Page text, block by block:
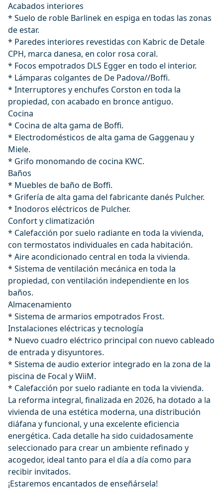
Acabados interiores
* Suelo de roble Barlinek en espiga en todas las zonas
de estar.
* Paredes interiores revestidas con Kabric de Detale
CPH, marca danesa, en color rosa coral.
* Focos empotrados DLS Egger en todo el interior.
* Lámparas colgantes de De Padova//Boffi.
* Interruptores y enchufes Corston en toda la
propiedad, con acabado en bronce antiguo.
Cocina
* Cocina de alta gama de Boffi.
* Electrodomésticos de alta gama de Gaggenau y
Miele.
* Grifo monomando de cocina KWC.
Baños
* Muebles de baño de Boffi.
* Grifería de alta gama del fabricante danés Pulcher.
* Inodoros eléctricos de Pulcher.
Confort y climatización
* Calefacción por suelo radiante en toda la vivienda,
con termostatos individuales en cada habitación.
* Aire acondicionado central en toda la vivienda.
* Sistema de ventilación mecánica en toda la
propiedad, con ventilación independiente en los
baños.
Almacenamiento
* Sistema de armarios empotrados Frost.
Instalaciones eléctricas y tecnología
* Nuevo cuadro eléctrico principal con nuevo cableado
de entrada y disyuntores.
* Sistema de audio exterior integrado en la zona de la
piscina de Focal y WiiM.
* Calefacción por suelo radiante en toda la vivienda.
La reforma integral, finalizada en 2026, ha dotado a la
vivienda de una estética moderna, una distribución
diáfana y funcional, y una excelente ‌eficiencia
‌energética. ‌Cada ‌detalle ‌ha sido cuidadosamente
seleccionado para ‌crear ‌un ‌ambiente refinado y
‌acogedor, ‌ideal ‌tanto ‌para el ‌día a día ‌como ‌para
‌recibir ‌invitados.
¡Estaremos ‌encantados ‌de ‌enseñársela!